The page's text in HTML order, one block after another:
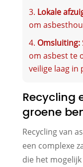
Lokale
om
Omsluiting:
om asbest te
veilige laag in
Recycling
groene
Recycling van
een complexe
die het